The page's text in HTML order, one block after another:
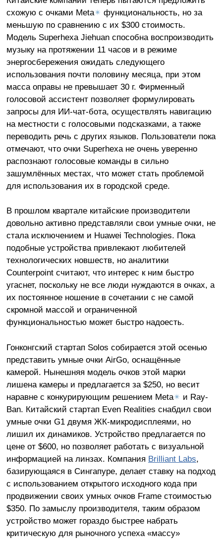
схожую с очками Meta✴ функциональность, но за
меньшую по сравнению с их $300 стоимость.
Модель Superhexa Jiehuan способна воспроизводить
музыку на протяжении 11 часов и в режиме
энергосбережения ожидать следующего
использования почти половину месяца, при этом
масса оправы не превышает 30 г. Фирменный
голосовой ассистент позволяет формулировать
запросы для ИИ-чат-бота, осуществлять навигацию
на местности с голосовыми подсказками, а также
переводить речь с других языков. Пользователи пока
отмечают, что очки Superhexa не очень уверенно
распознают голосовые команды в сильно
зашумлённых местах, что может стать проблемой
для использования их в городской среде.
В прошлом квартале китайские производители
довольно активно представляли свои умные очки, не
стала исключением и Huawei Technologies. Пока
подобные устройства привлекают любителей
технологических новшеств, но аналитики
Counterpoint считают, что интерес к ним быстро
угаснет, поскольку не все люди нуждаются в очках, а
их постоянное ношение в сочетании с не самой
скромной массой и ограниченной
функциональностью может быстро надоесть.
Гонконгский стартап Solos собирается этой осенью
представить умные очки AirGo, оснащённые
камерой. Нынешняя модель очков этой марки
лишена камеры и предлагается за $250, но весит
наравне с конкурирующим решением Meta✴ и Ray-
Ban. Китайский стартап Even Realities снабдил свои
умные очки G1 двумя ЖК-микродисплеями, но
лишил их динамиков. Устройство предлагается по
цене от $600, но позволяет работать с визуальной
информацией на линзах. Компания Brilliant Labs,
базирующаяся в Сингапуре, делает ставку на подход
с использованием открытого исходного кода при
продвижении своих умных очков Frame стоимостью
$350. По замыслу производителя, таким образом
устройство может гораздо быстрее набрать
критическую для рыночного успеха «массу»